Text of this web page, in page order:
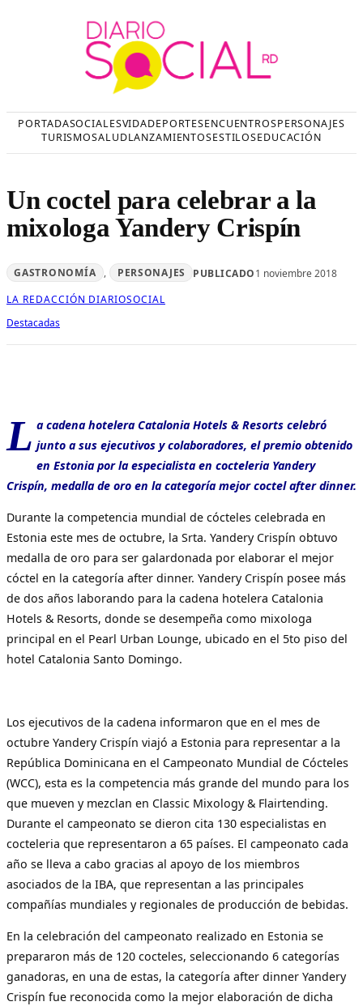
PORTADASOCIALESVIDADEPORTESENCUENTROSPERSONAJES
TURISMOSALUDLANZAMIENTOSESTILOSEDUCACIÓN
Un coctel para celebrar a la
mixologa Yandery Crispín
GASTRONOMÍA , PERSONAJES PUBLICADO1 noviembre 2018
LA REDACCIÓN DIARIOSOCIAL
Destacadas
L a cadena hotelera Catalonia Hotels & Resorts celebró
junto a sus ejecutivos y colaboradores, el premio obtenido
en Estonia por la especialista en cocteleria Yandery
Crispín, medalla de oro en la categoría mejor coctel after dinner.
Durante la competencia mundial de cócteles celebrada en
Estonia este mes de octubre, la Srta. Yandery Crispín obtuvo
medalla de oro para ser galardonada por elaborar el mejor
cóctel en la categoría after dinner. Yandery Crispín posee más
de dos años laborando para la cadena hotelera Catalonia
Hotels & Resorts, donde se desempeña como mixologa
principal en el Pearl Urban Lounge, ubicado en el 5to piso del
hotel Catalonia Santo Domingo.
Los ejecutivos de la cadena informaron que en el mes de
octubre Yandery Crispín viajó a Estonia para representar a la
República Dominicana en el Campeonato Mundial de Cócteles
(WCC), esta es la competencia más grande del mundo para los
que mueven y mezclan en Classic Mixology & Flairtending.
Durante el campeonato se dieron cita 130 especialistas en
cocteleria que representaron a 65 países. El campeonato cada
año se lleva a cabo gracias al apoyo de los miembros
asociados de la IBA, que representan a las principales
compañías mundiales y regionales de producción de bebidas.
En la celebración del campeonato realizado en Estonia se
prepararon más de 120 cocteles, seleccionando 6 categorías
ganadoras, en una de estas, la categoría after dinner Yandery
Crispín fue reconocida como la mejor elaboración de dicha